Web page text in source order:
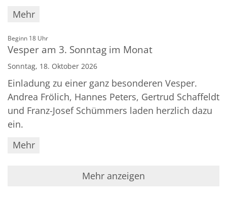
Mehr
Beginn 18 Uhr:
Vesper am 3. Sonntag im Monat
Sonntag, 18. Oktober 2026
Einladung zu einer ganz besonderen Vesper.
Andrea Frölich, Hannes Peters, Gertrud Schaffeldt
und Franz-Josef Schümmers laden herzlich dazu
ein.
Mehr
Mehr anzeigen